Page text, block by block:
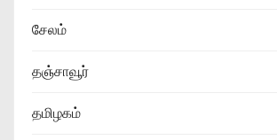
சேலம்
தஞ்சாவூர்
தமிழகம்